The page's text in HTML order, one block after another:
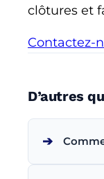
clôtures et
Contactez-
D’autres
➔